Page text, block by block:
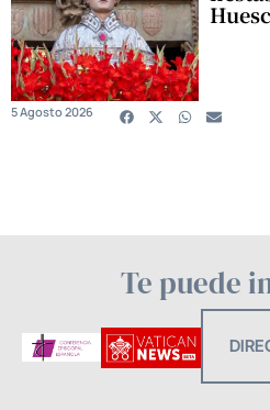
5 Agosto 2026
Te puede